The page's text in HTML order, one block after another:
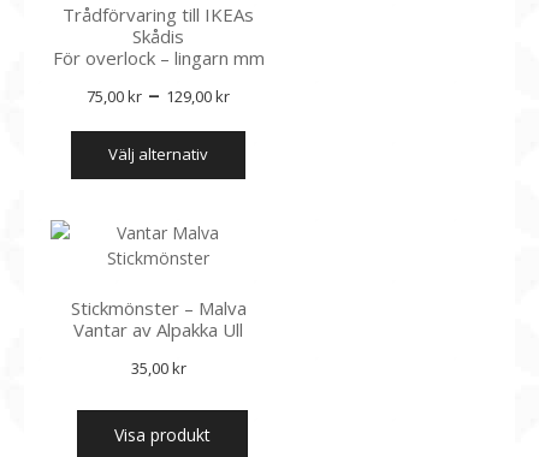
kan
på
Trådförvaring till IKEAs
Skådis
För overlock – lingarn mm
75,00kr – 129,00krPrisintervall:
75,00 kr
välj alternativ
Den
produkten
olika
på
Stickmönster – Malva
Vantar av Alpakka Ull
35,00kr
Visa produkt